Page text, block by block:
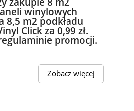
winylowych
8,5 m2 podkładu
Click za 0,99 zł.
promocji.
Zobacz więcej